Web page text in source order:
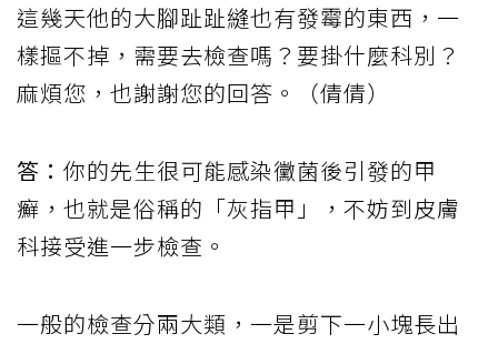
這幾天他的大腳趾趾縫也有發霉的東西，一
樣摳不掉，需要去檢查嗎？要掛什麼科別？
麻煩您，也謝謝您的回答。（倩倩）
答： 你的先生很可能感染黴菌後引發的甲
癬，也就是俗稱的「灰指甲」，不妨到皮膚
科接受進一步檢查。
一般的檢查分兩大類，一是剪下一小塊長出